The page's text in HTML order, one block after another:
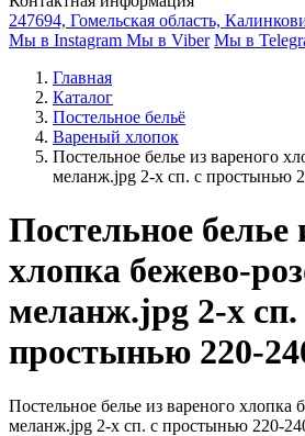
247694, Гомельская область,
Мы в Instagram Мы в Viber Мы в
Главная
Каталог
Постельное бельё
Вареный хлопок
Постельное белье из вареного
меланж.jpg 2-х сп. с простынью
Постельное белье
хлопка бежево-
меланж.jpg 2-х сп.
простынью 220-
Постельное белье из вареного хлопка
меланж.jpg 2-х сп. с простынью 220-